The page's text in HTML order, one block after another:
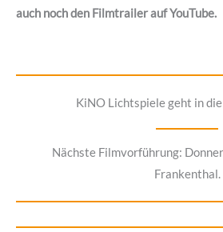
auch noch den Filmtrailer auf YouTube.
KiNO Lichtspiele geht in
Nächste Filmvorführung:
Frankenthal.